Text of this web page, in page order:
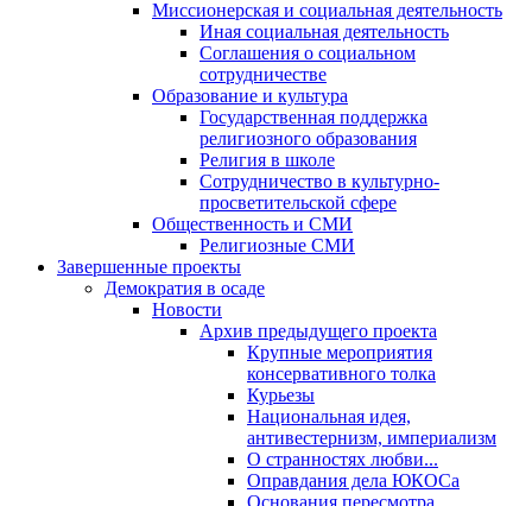
Миссионерская и социальная деятельность
Иная социальная деятельность
Соглашения о социальном
сотрудничестве
Образование и культура
Государственная поддержка
религиозного образования
Религия в школе
Сотрудничество в культурно-
просветительской сфере
Общественность и СМИ
Религиозные СМИ
Завершенные проекты
Демократия в осаде
Новости
Архив предыдущего проекта
Крупные мероприятия
консервативного толка
Курьезы
Национальная идея,
антивестернизм, империализм
О странностях любви...
Оправдания дела ЮКОСа
Основания пересмотра